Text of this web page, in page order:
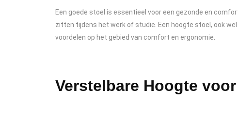
Een goede stoel is essentieel voor een gezonde en
zitten tijdens het werk of studie. Een hoogte stoel, ook
voordelen op het gebied van comfort en ergonomie.
Verstelbare Hoogte